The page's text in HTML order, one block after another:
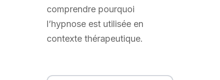
comprendre pourquoi
l’hypnose est utilisée en
contexte thérapeutique.